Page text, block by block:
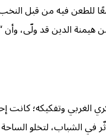
فيه من قبل
الدين قد ولّى، وأن
الغربي وتفكيكه؛
الشباب، لتخلو